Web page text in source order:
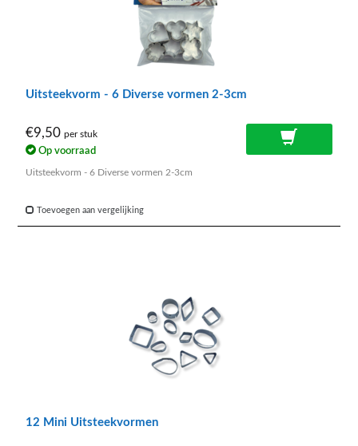
Uitsteekvorm - 6 Diverse vormen 2-3cm
€9,50 per stuk
Op voorraad
Uitsteekvorm - 6 Diverse vormen 2-3cm
Toevoegen aan vergelijking
12 Mini Uitsteekvormen